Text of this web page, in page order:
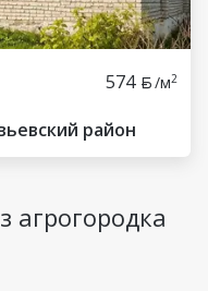
574 /м2
район
агрогородка